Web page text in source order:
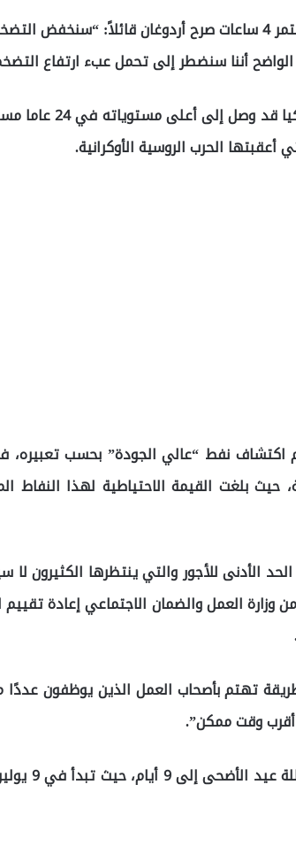
وعقب اجتماع مجلس الوزراء الذي استمر 4 ساعات صرح أردوغان
نفط “عالي الجودة” بحسب تعبيره،
الأدنى للأجور والتي ينتظرها الكثيرون لا
العمل والضمان الاجتماعي إعادة تقييم
تهتم بأصحاب العمل الذين يوظفون عددًا
أقرب وقت ممكن”.